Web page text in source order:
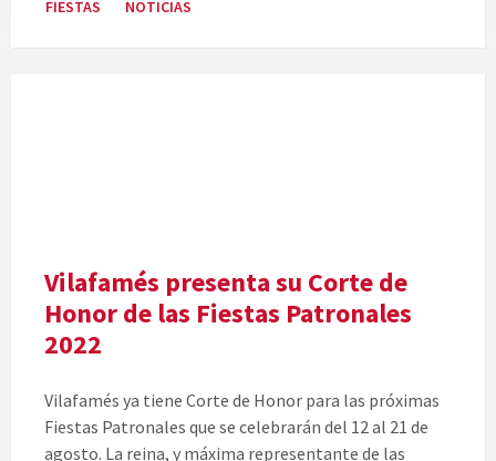
FIESTAS
NOTICIAS
Vilafamés presenta su Corte de
Honor de las Fiestas Patronales
2022
Vilafamés ya tiene Corte de Honor para las próximas
Fiestas Patronales que se celebrarán del 12 al 21 de
agosto. La reina, y máxima representante de las